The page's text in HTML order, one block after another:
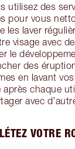
utilisez des
pour vous
les laver
visage avec
le
des
en lavant
après chaque
avec
VOTRE